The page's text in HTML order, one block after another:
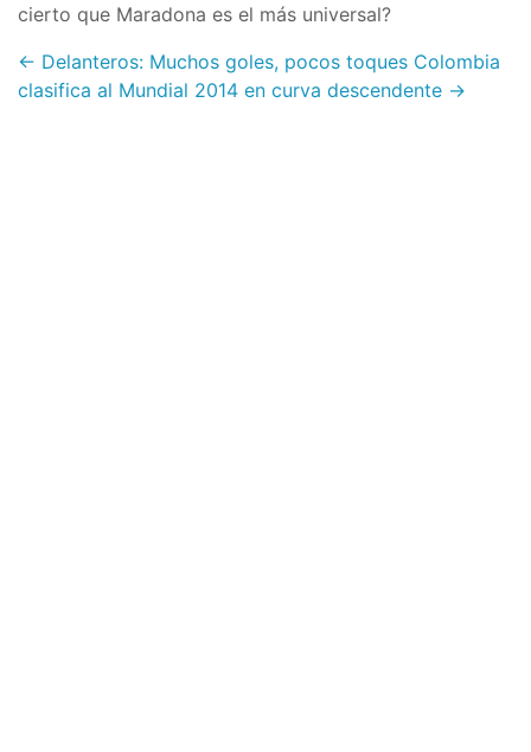
cierto que Maradona es el más universal?
← Delanteros: Muchos goles, pocos toques Colombia
clasifica al Mundial 2014 en curva descendente →